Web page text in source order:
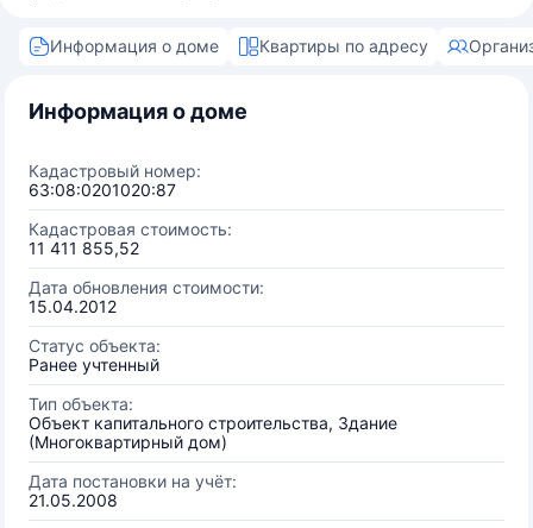
Информация о доме Квартиры по адресу
Информация о доме
Кадастровый номер:
63:08:0201020:87
Кадастровая стоимость:
11 411 855,52
Дата обновления стоимости:
15.04.2012
Статус объекта:
Ранее учтенный
Тип объекта:
Объект капитального строительства, Здание
(Многоквартирный дом)
Дата постановки на учёт:
21.05.2008